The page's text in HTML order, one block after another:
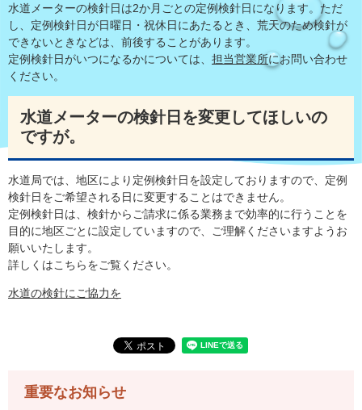
水道メーターの検針日は2か月ごとの定例検針日になります。ただ
し、定例検針日が日曜日・祝休日にあたるとき、荒天のため検針が
できないときなどは、前後することがあります。
定例検針日がいつになるかについては、 担当営業所にお問い合わせ
ください。
水道メーターの検針日を変更してほしいの
ですが。
水道局では、地区により定例検針日を設定しておりますので、定例
検針日をご希望される日に変更することはできません。
定例検針日は、検針からご請求に係る業務まで効率的に行うことを
目的に地区ごとに設定していますので、ご理解くださいますようお
願いいたします。
詳しくはこちらをご覧ください。
水道の検針にご協力を
重要なお知らせ